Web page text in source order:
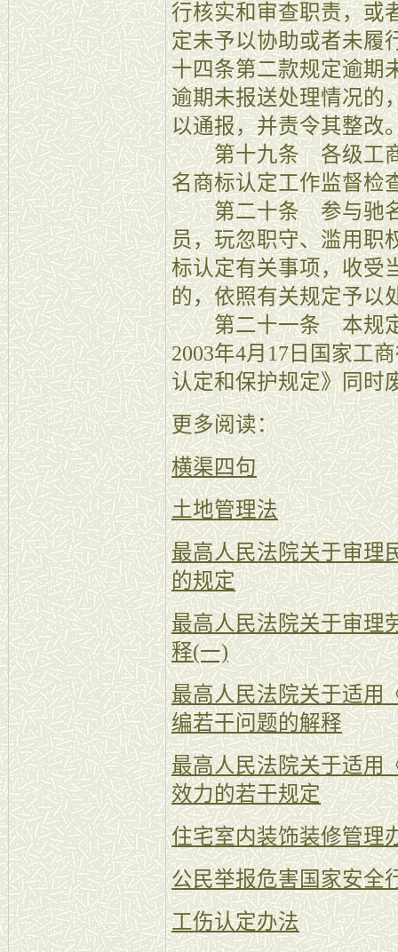
行核实和审查职责，或
定未予以协助或者未履
十四条第二款规定逾期
逾期未报送处理情况的
以通报，并责令其整改
第十九条 各级工商
名商标认定工作监督检
第二十条 参与驰名
员，玩忽职守、滥用职
标认定有关事项，收受
的，依照有关规定予以
第二十一条 本规定
2003年4月17日国家工
认定和保护规定》同时
更多阅读：
横渠四句
土地管理法
最高人民法院关于审理
的规定
最高人民法院关于审理
释(一)
最高人民法院关于适用
编若干问题的解释
最高人民法院关于适用
效力的若干规定
住宅室内装饰装修管理
公民举报危害国家安全
工伤认定办法